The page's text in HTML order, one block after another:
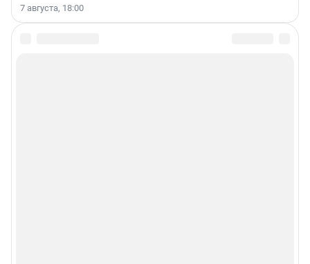
7 августа, 18:00